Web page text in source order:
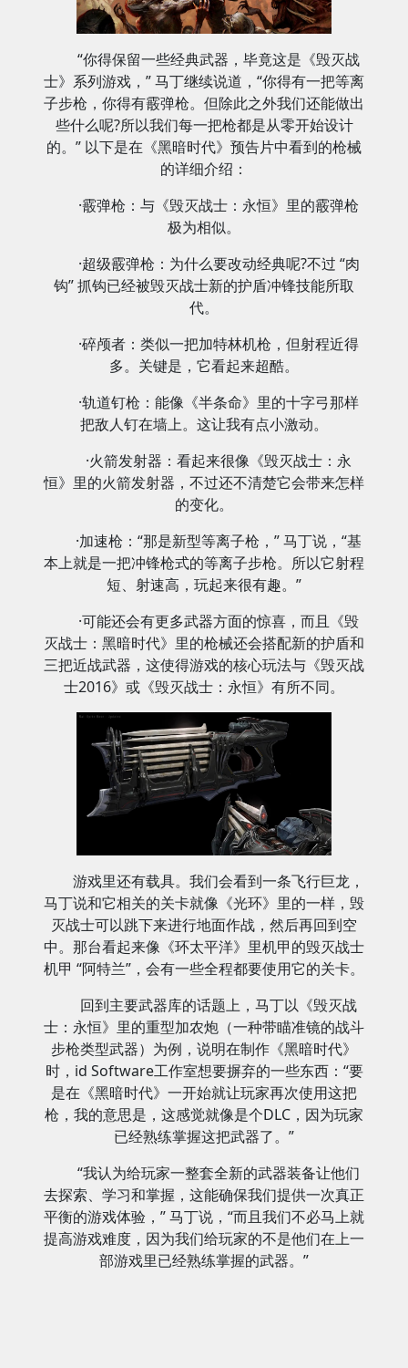
“你得保留一些经典武器，毕竟这是《毁灭战
士》系列游戏，” 马丁继续说道，“你得有一把等离
子步枪，你得有霰弹枪。但除此之外我们还能做出
些什么呢?所以我们每一把枪都是从零开始设计
的。” 以下是在《黑暗时代》预告片中看到的枪械
的详细介绍：
·霰弹枪：与《毁灭战士：永恒》里的霰弹枪
极为相似。
·超级霰弹枪：为什么要改动经典呢?不过 “肉
钩” 抓钩已经被毁灭战士新的护盾冲锋技能所取
代。
·碎颅者：类似一把加特林机枪，但射程近得
多。关键是，它看起来超酷。
·轨道钉枪：能像《半条命》里的十字弓那样
把敌人钉在墙上。这让我有点小激动。
·火箭发射器：看起来很像《毁灭战士：永
恒》里的火箭发射器，不过还不清楚它会带来怎样
的变化。
·加速枪：“那是新型等离子枪，” 马丁说，“基
本上就是一把冲锋枪式的等离子步枪。所以它射程
短、射速高，玩起来很有趣。”
·可能还会有更多武器方面的惊喜，而且《毁
灭战士：黑暗时代》里的枪械还会搭配新的护盾和
三把近战武器，这使得游戏的核心玩法与《毁灭战
士2016》或《毁灭战士：永恒》有所不同。
游戏里还有载具。我们会看到一条飞行巨龙，
马丁说和它相关的关卡就像《光环》里的一样，毁
灭战士可以跳下来进行地面作战，然后再回到空
中。那台看起来像《环太平洋》里机甲的毁灭战士
机甲 “阿特兰”，会有一些全程都要使用它的关卡。
回到主要武器库的话题上，马丁以《毁灭战
士：永恒》里的重型加农炮（一种带瞄准镜的战斗
步枪类型武器）为例，说明在制作《黑暗时代》
时，id Software工作室想要摒弃的一些东西：“要
是在《黑暗时代》一开始就让玩家再次使用这把
枪，我的意思是，这感觉就像是个DLC，因为玩家
已经熟练掌握这把武器了。”
“我认为给玩家一整套全新的武器装备让他们
去探索、学习和掌握，这能确保我们提供一次真正
平衡的游戏体验，” 马丁说，“而且我们不必马上就
提高游戏难度，因为我们给玩家的不是他们在上一
部游戏里已经熟练掌握的武器。”